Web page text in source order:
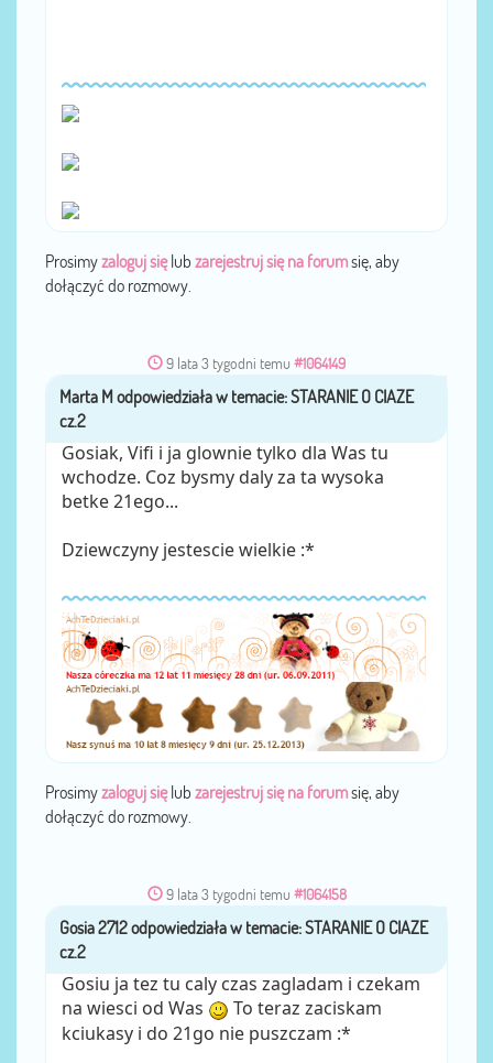
Prosimyzaloguj sięlub zarejestruj się na forumsię, aby
dołączyć do rozmowy.
9 lata 3 tygodni temu #1064149
przezMarta M
Gosiak, Vifi i ja glownie tylko dla Was tu
wchodze. Coz bysmy daly za ta wysoka
betke 21ego...
Dziewczyny jestescie wielkie :*
Prosimyzaloguj sięlub zarejestruj się na forumsię, aby
dołączyć do rozmowy.
9 lata 3 tygodni temu #1064158
przezGosia 2712
Gosiu ja tez tu caly czas zagladam i czekam
na wiesci od Was
To teraz zaciskam
kciukasy i do 21go nie puszczam :*